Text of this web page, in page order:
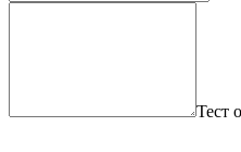
Тест